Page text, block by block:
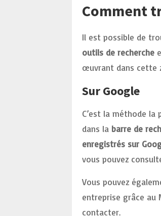
Comment
Il est possible de
outils de recherche
œuvrant dans cette
Sur Google
C’est la méthode
dans la barre de
enregistrés sur
vous pouvez
Vous pouvez
entreprise grâce au
contacter.